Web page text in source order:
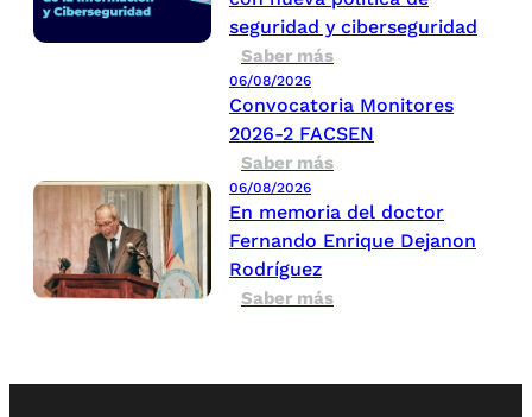
seguridad y ciberseguridad
Saber más
06/08/2026
Convocatoria Monitores
2026-2 FACSEN
Saber más
06/08/2026
En memoria del doctor
Fernando Enrique Dejanon
Rodríguez
Saber más